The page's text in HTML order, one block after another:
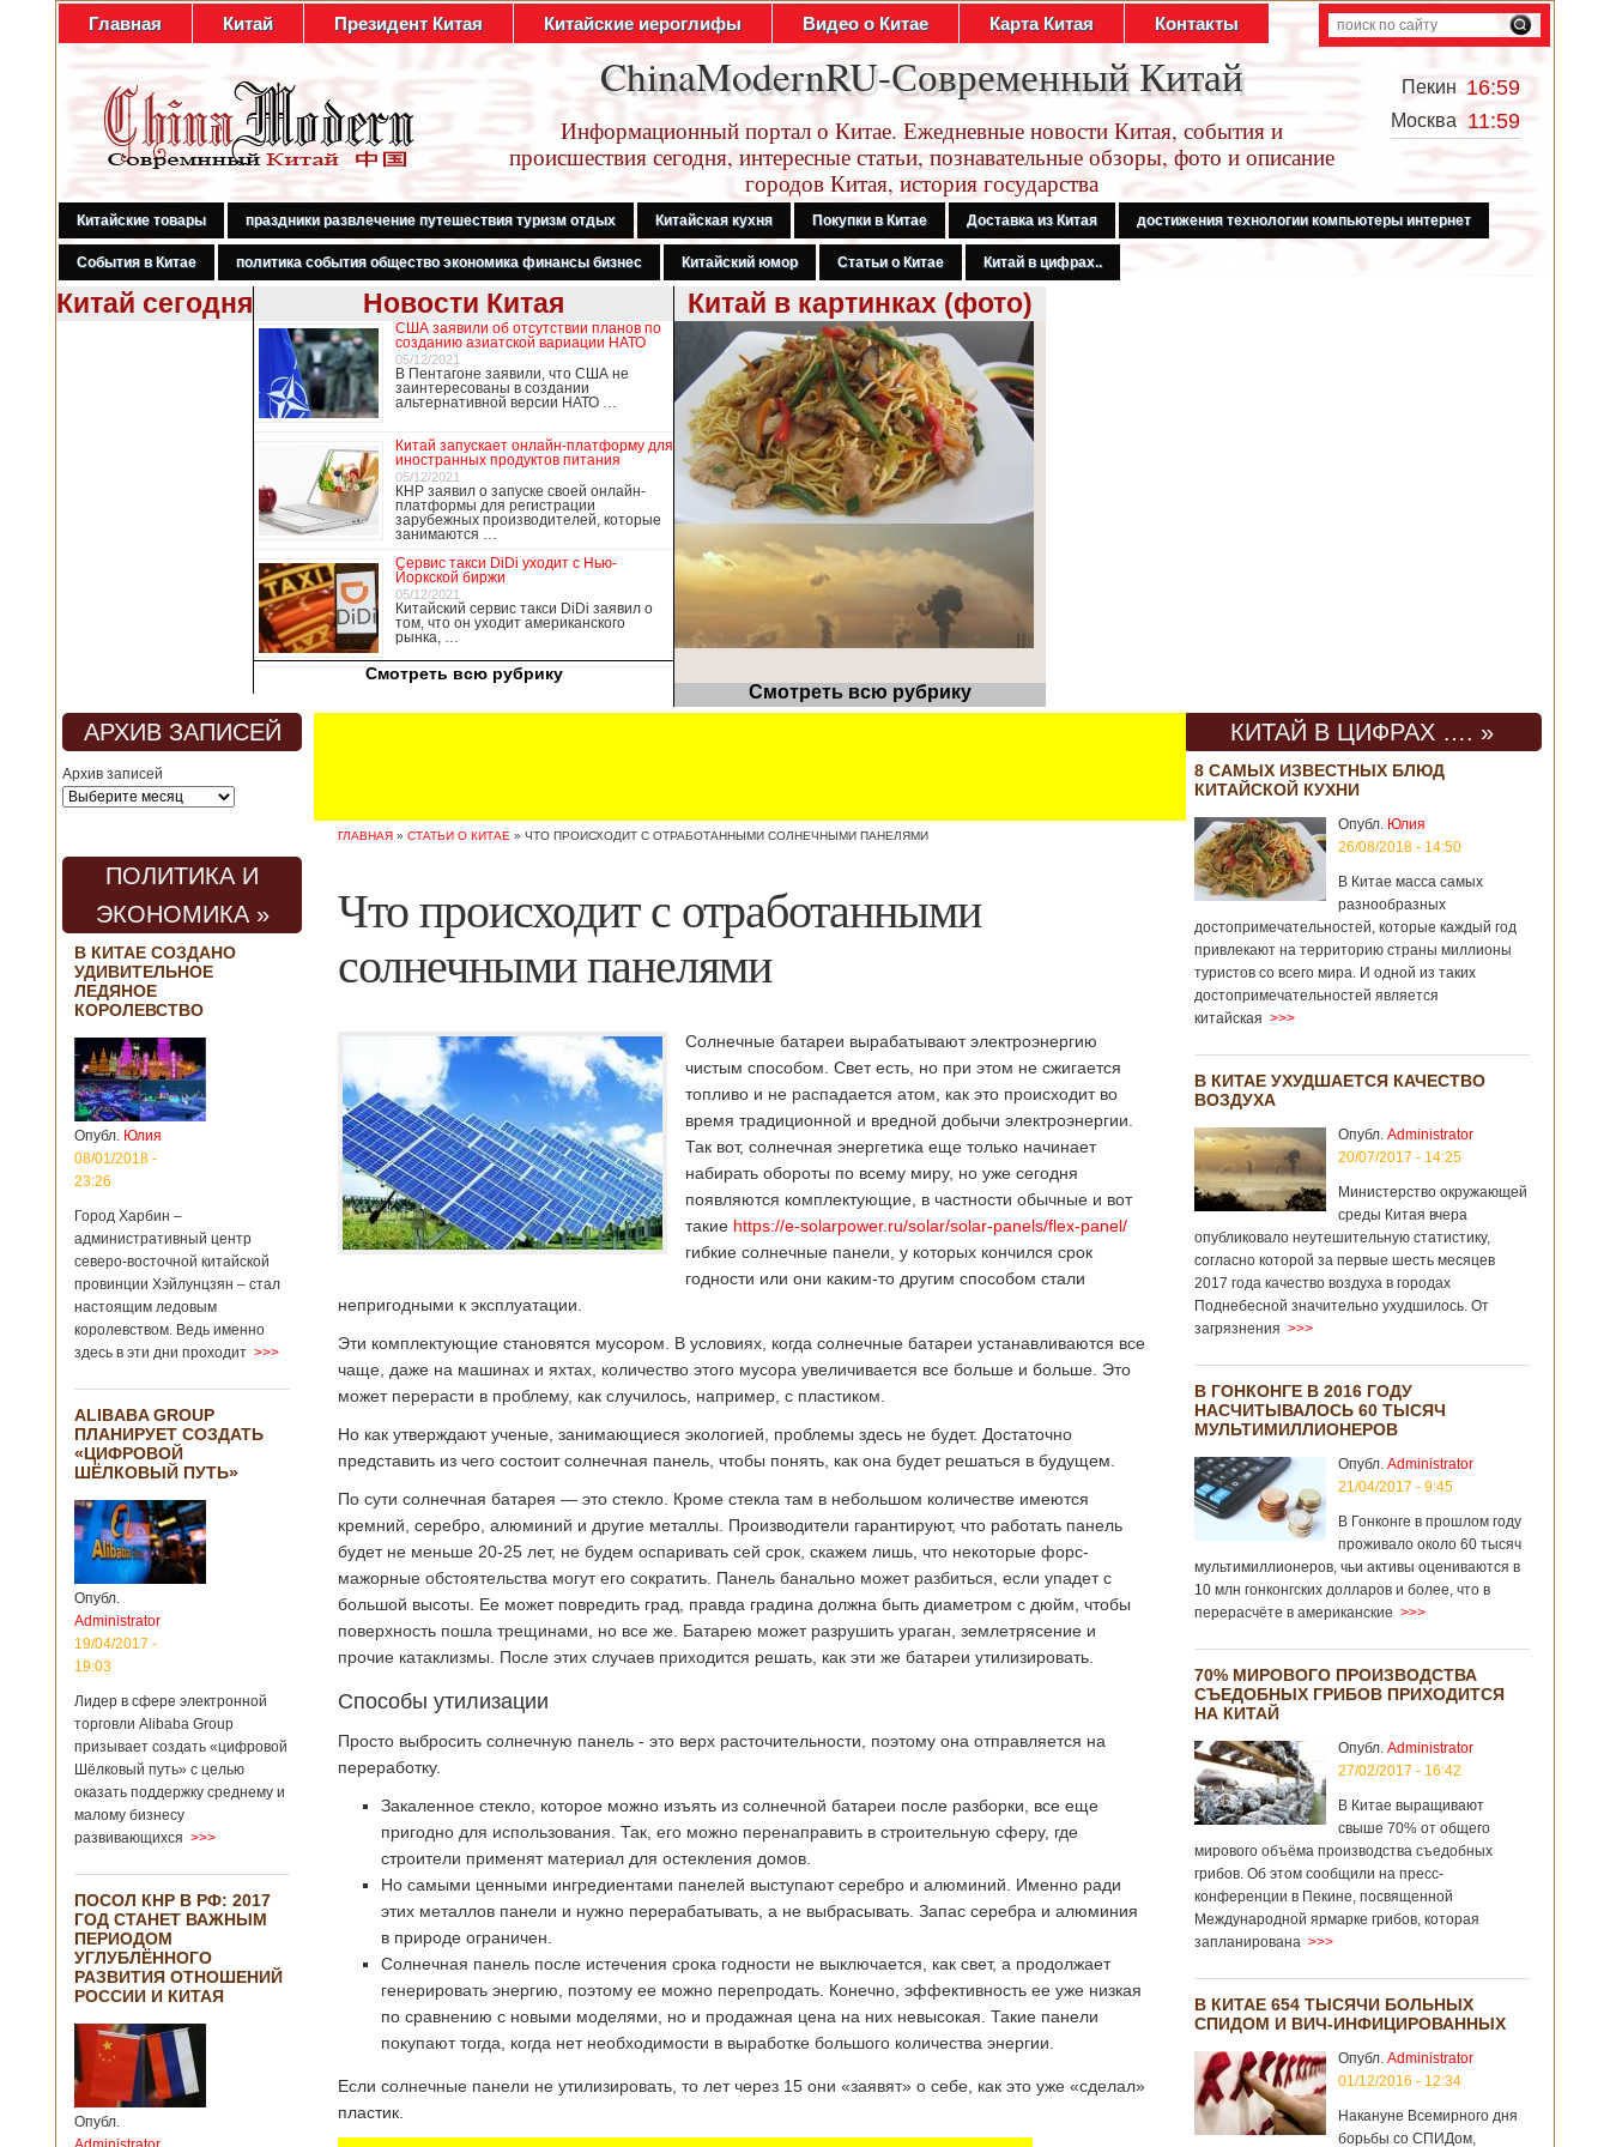
Главная Китай Президент Китая Китайские иероглифы Видео о Китае Карта Китая Контакты
ChinaModernRU-Современный Китай
Информационный портал о Китае. Ежедневные новости Китая, события и
происшествия сегодня, интересные статьи, познавательные обзоры, фото и описание
городов Китая, история государства
Пекин 16:59
Москва 11:59
Китайские товары праздники развлечение путешествия туризм отдых Китайская кухня Покупки в Китае Доставка из Китая достижения технологии компьютеры интернет
События в Китае политика события общество экономика финансы бизнес Китайский юмор Статьи о Китае Китай в цифрах..
Китай сегодня
чтобы власти
полностью
закрыли границу с
материковым
Китаем, что
короонавируса в
регионе.
протеста стало
профсоюзное
объединение
медицинских
работников. По
мнению
активистов,
больницы Гонконга
Подробнее...
Опубликовано
04/02/2020 - 15:45
Третий год
подряд Китай
становится
крупным
торговым
партнером
Германии
Как
свидетельствуют
данные, которые
Федеральным
статистическим
ведомством
Германии, в 2018
году статус самого
крупного торгового
партнера страны
остается за
Китаем, причем это
уже третий год
подряд. Объем
торговли между
Германией и
199,3 миллиарда
евро. Как
свидетельствуют
опубликованные
году размер
импорта из Китая
Подробнее...
21/02/2019 - 22:30
Китай и Россия
собираются
разрабатывать
тяжелый
вертолет
В ближайшее
время между
Китаем и Россией
планируется
подписание
Новости Китая
США заявили об отсутствии планов по
созданию азиатской вариации НАТО
05/12/2021
В Пентагоне заявили, что США не
заинтересованы в создании
альтернативной версии НАТО …
Китай запускает онлайн-платформу для
иностранных продуктов питания
05/12/2021
КНР заявил о запуске своей онлайн-
платформы для регистрации
зарубежных производителей, которые
занимаются …
Сервис такси DiDi уходит с Нью-
Йоркской биржи
05/12/2021
Китайский сервис такси DiDi заявил о
том, что он уходит американского
рынка, …
Смотреть всю рубрику
Китай в картинках (фото)
Смотреть всю рубрику
АРХИВ ЗАПИСЕЙ
Архив записей
ПОЛИТИКА И
ЭКОНОМИКА »
В КИТАЕ СОЗДАНО
УДИВИТЕЛЬНОЕ
ЛЕДЯНОЕ
КОРОЛЕВСТВО
Опубл. Юлия
08/01/2018 -
23:26
Город Харбин –
административный центр
северо-восточной китайской
провинции Хэйлунцзян – стал
настоящим ледовым
королевством. Ведь именно
здесь в эти дни проходит >>>
ALIBABA GROUP
ПЛАНИРУЕТ СОЗДАТЬ
«ЦИФРОВОЙ
ШЁЛКОВЫЙ ПУТЬ»
Опубл.
Administrator
19/04/2017 -
19:03
Лидер в сфере электронной
торговли Alibaba Group
призывает создать «цифровой
Шёлковый путь» с целью
оказать поддержку среднему и
малому бизнесу
развивающихся >>>
ПОСОЛ КНР В РФ: 2017
ГОД СТАНЕТ ВАЖНЫМ
ПЕРИОДОМ
УГЛУБЛЁННОГО
РАЗВИТИЯ ОТНОШЕНИЙ
РОССИИ И КИТАЯ
Опубл.
ГЛАВНАЯ » СТАТЬИ О КИТАЕ » ЧТО ПРОИСХОДИТ С ОТРАБОТАННЫМИ СОЛНЕЧНЫМИ ПАНЕЛЯМИ
Что происходит с отработанными
солнечными панелями
Солнечные батареи вырабатывают электроэнергию
чистым способом. Свет есть, но при этом не сжигается
топливо и не распадается атом, как это происходит во
время традиционной и вредной добычи электроэнергии.
Так вот, солнечная энергетика еще только начинает
набирать обороты по всему миру, но уже сегодня
появляются комплектующие, в частности обычные и вот
такие https://e-solarpower.ru/solar/solar-panels/flex-panel/
гибкие солнечные панели, у которых кончился срок
годности или они каким-то другим способом стали
непригодными к эксплуатации.
Эти комплектующие становятся мусором. В условиях, когда солнечные батареи устанавливаются все
чаще, даже на машинах и яхтах, количество этого мусора увеличивается все больше и больше. Это
может перерасти в проблему, как случилось, например, с пластиком.
Но как утверждают ученые, занимающиеся экологией, проблемы здесь не будет. Достаточно
представить из чего состоит солнечная панель, чтобы понять, как она будет решаться в будущем.
По сути солнечная батарея — это стекло. Кроме стекла там в небольшом количестве имеются
кремний, серебро, алюминий и другие металлы. Производители гарантируют, что работать панель
будет не меньше 20-25 лет, не будем оспаривать сей срок, скажем лишь, что некоторые форс-
мажорные обстоятельства могут его сократить. Панель банально может разбиться, если упадет с
большой высоты. Ее может повредить град, правда градина должна быть диаметром с дюйм, чтобы
поверхность пошла трещинами, но все же. Батарею может разрушить ураган, землетрясение и
прочие катаклизмы. После этих случаев приходится решать, как эти же батареи утилизировать.
Способы утилизации
Просто выбросить солнечную панель - это верх расточительности, поэтому она отправляется на
переработку.
Закаленное стекло, которое можно изъять из солнечной батареи после разборки, все еще
пригодно для использования. Так, его можно перенаправить в строительную сферу, где
строители применят материал для остекления домов.
Но самыми ценными ингредиентами панелей выступают серебро и алюминий. Именно ради
этих металлов панели и нужно перерабатывать, а не выбрасывать. Запас серебра и алюминия
в природе ограничен.
Солнечная панель после истечения срока годности не выключается, как свет, а продолжает
генерировать энергию, поэтому ее можно перепродать. Конечно, эффективность ее уже низкая
по сравнению с новыми моделями, но и продажная цена на них невысокая. Такие панели
покупают тогда, когда нет необходимости в выработке большого количества энергии.
Если солнечные панели не утилизировать, то лет через 15 они «заявят» о себе, как это уже «сделал»
пластик.
КИТАЙ В ЦИФРАХ …. »
8 САМЫХ ИЗВЕСТНЫХ БЛЮД
КИТАЙСКОЙ КУХНИ
Опубл. Юлия
26/08/2018 - 14:50
В Китае масса самых
разнообразных
достопримечательностей, которые каждый год
привлекают на территорию страны миллионы
туристов со всего мира. И одной из таких
достопримечательностей является
китайская >>>
В КИТАЕ УХУДШАЕТСЯ КАЧЕСТВО
ВОЗДУХА
Опубл. Administrator
20/07/2017 - 14:25
Министерство окружающей
среды Китая вчера
опубликовало неутешительную статистику,
согласно которой за первые шесть месяцев
2017 года качество воздуха в городах
Поднебесной значительно ухудшилось. От
загрязнения >>>
В ГОНКОНГЕ В 2016 ГОДУ
НАСЧИТЫВАЛОСЬ 60 ТЫСЯЧ
МУЛЬТИМИЛЛИОНЕРОВ
Опубл. Administrator
21/04/2017 - 9:45
В Гонконге в прошлом году
проживало около 60 тысяч
мультимиллионеров, чьи активы оцениваются в
10 млн гонконгских долларов и более, что в
перерасчёте в американские >>>
70% МИРОВОГО ПРОИЗВОДСТВА
СЪЕДОБНЫХ ГРИБОВ ПРИХОДИТСЯ
НА КИТАЙ
Опубл. Administrator
27/02/2017 - 16:42
В Китае выращивают
свыше 70% от общего
мирового объёма производства съедобных
грибов. Об этом сообщили на пресс-
конференции в Пекине, посвященной
Международной ярмарке грибов, которая
запланирована >>>
В КИТАЕ 654 ТЫСЯЧИ БОЛЬНЫХ
СПИДОМ И ВИЧ-ИНФИЦИРОВАННЫХ
Опубл. Administrator
01/12/2016 - 12:34
Накануне Всемирного дня
борьбы со СПИДом,